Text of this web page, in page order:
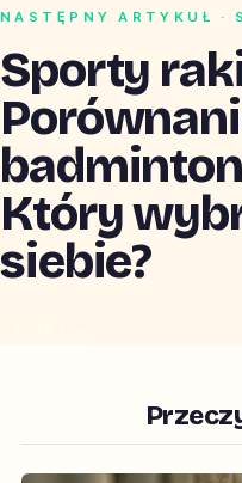
NASTĘPNY ARTYKUŁ ·
Sporty
Który
siebie?